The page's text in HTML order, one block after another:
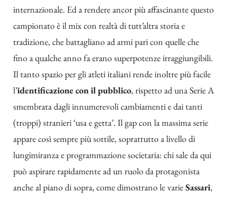
internazionale. Ed a rendere ancor più affascinante questo
campionato è il mix con realtà di tutt’altra storia e
tradizione, che battagliano ad armi pari con quelle che
fino a qualche anno fa erano superpotenze irraggiungibili.
Il tanto spazio per gli atleti italiani rende inoltre più facile
l’identificazione con il pubblico, rispetto ad una Serie A
smembrata dagli innumerevoli cambiamenti e dai tanti
(troppi) stranieri ‘usa e getta’. Il gap con la massima serie
appare così sempre più sottile, soprattutto a livello di
lungimiranza e programmazione societaria: chi sale da qui
può aspirare rapidamente ad un ruolo da protagonista
anche al piano di sopra, come dimostrano le varieSassari,